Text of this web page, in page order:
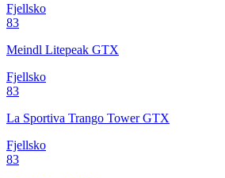
Fjellsko
83
Meindl Litepeak GTX
Fjellsko
83
La Sportiva Trango Tower GTX
Fjellsko
83